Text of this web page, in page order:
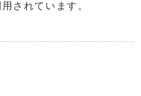
されています。